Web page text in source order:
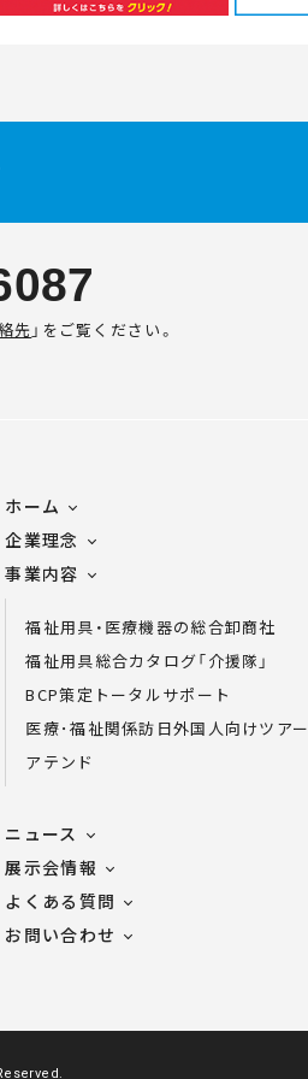
先 」をご覧ください。
ホーム
企業理念
事業内容
福祉用具・医療機器の総合卸商社
福祉用具総合カタログ「介援隊」
BCP策定トータルサポート
医療･福祉関係訪日外国人向けツアー
アテンド
ニュース
展示会情報
よくある質問
お問い合わせ